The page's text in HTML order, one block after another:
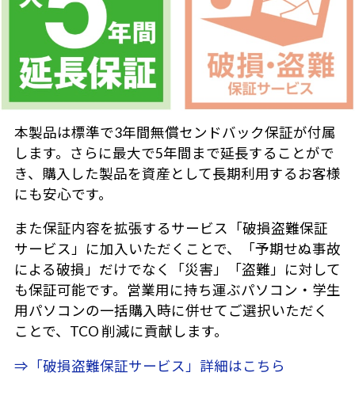
本製品は標準で3年間無償センドバック保証が付属
します。さらに最大で5年間まで延長することがで
き、購入した製品を資産として長期利用するお客様
にも安心です。
また保証内容を拡張するサービス「破損盗難保証
サービス」に加入いただくことで、「予期せぬ事故
による破損」だけでなく「災害」「盗難」に対して
も保証可能です。営業用に持ち運ぶパソコン・学生
用パソコンの一括購入時に併せてご選択いただく
ことで、TCO 削減に貢献します。
⇒「破損盗難保証サービス」詳細はこちら